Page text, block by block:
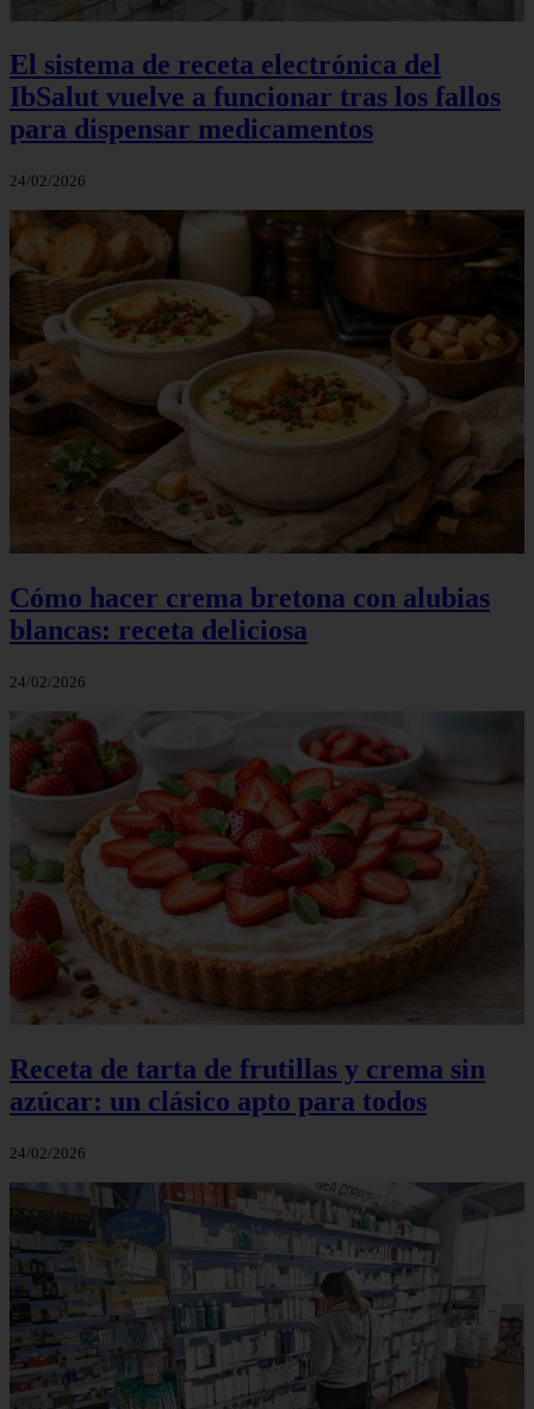
El sistema de receta electrónica del
IbSalut vuelve a funcionar tras los fallos
para dispensar medicamentos
24/02/2026
Cómo hacer crema bretona con alubias
blancas: receta deliciosa
24/02/2026
Receta de tarta de frutillas y crema sin
azúcar: un clásico apto para todos
24/02/2026